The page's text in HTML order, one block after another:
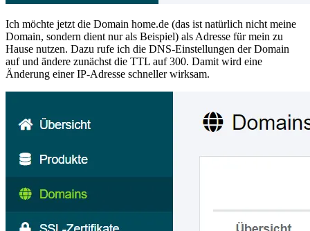
Ich möchte jetzt die Domain home.de (das ist natürlich nicht meine
Domain, sondern dient nur als Beispiel) als Adresse für mein zu
Hause nutzen. Dazu rufe ich die DNS-Einstellungen der Domain
auf und ändere zunächst die TTL auf 300. Damit wird eine
Änderung einer IP-Adresse schneller wirksam.